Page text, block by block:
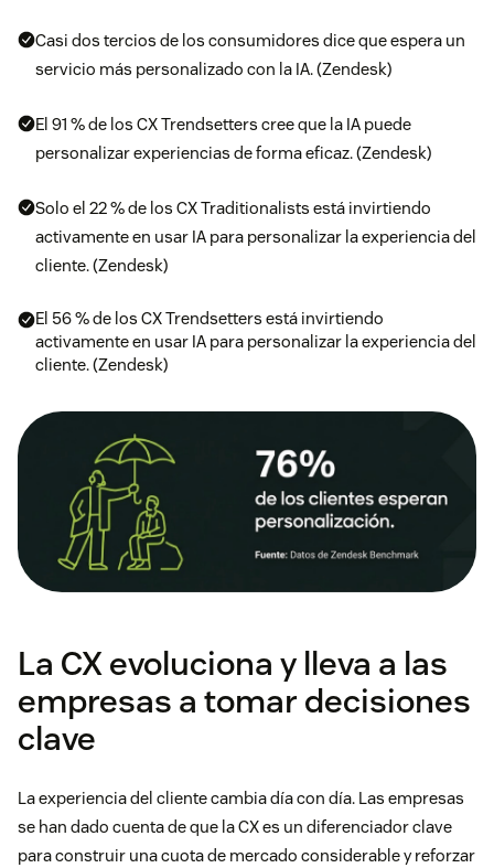
Casi dos tercios de los consumidores dice que espera un
servicio más personalizado con la IA. (Zendesk)
El 91 % de los CX Trendsetters cree que la IA puede
personalizar experiencias de forma eficaz. (Zendesk)
Solo el 22 % de los CX Traditionalists está invirtiendo
activamente en usar IA para personalizar la experiencia del
cliente. (Zendesk)
El 56 % de los CX Trendsetters está invirtiendo
activamente en usar IA para personalizar la experiencia del
cliente. (Zendesk)
La CX evoluciona y lleva a las
empresas a tomar decisiones
clave
La experiencia del cliente cambia día con día. Las empresas
se han dado cuenta de que la CX es un diferenciador clave
para construir una cuota de mercado considerable y reforzar